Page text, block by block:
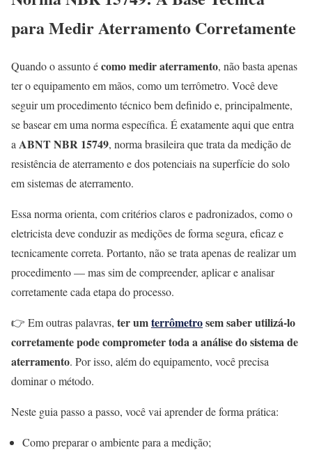
para Medir Aterramento Corretamente
Quando o assunto écomo medir aterramento, não basta apenas
ter o equipamento em mãos, como um terrômetro. Você deve
seguir um procedimento técnico bem definido e, principalmente,
se basear em uma norma específica. É exatamente aqui que entra
a ABNT NBR 15749, norma brasileira que trata da medição de
resistência de aterramento e dos potenciais na superfície do solo
em sistemas de aterramento.
Essa norma orienta, com critérios claros e padronizados, como o
eletricista deve conduzir as medições de forma segura, eficaz e
tecnicamente correta. Portanto, não se trata apenas de realizar um
procedimento — mas sim de compreender, aplicar e analisar
corretamente cada etapa do processo.
👉 Em outras palavras, ter umterrômetrosem saber utilizá-lo
corretamente pode comprometer toda a análise do sistema de
aterramento. Por isso, além do equipamento, você precisa
dominar o método.
Neste guia passo a passo, você vai aprender de forma prática:
Como preparar o ambiente para a medição;